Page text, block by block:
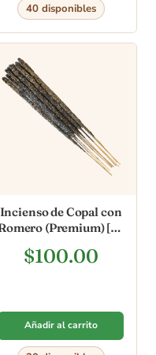
40 disponibles
Incienso de Copal con
(Premium) [10
$100.00
Añadir al carrito